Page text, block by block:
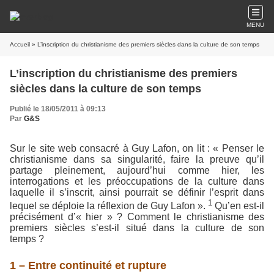
MENU
Accueil » L’inscription du christianisme des premiers siècles dans la culture de son temps
L’inscription du christianisme des premiers
siècles dans la culture de son temps
Publié le 18/05/2011 à 09:13
Par G&S
Sur le site web consacré à Guy Lafon, on lit : « Penser le
christianisme dans sa singularité, faire la preuve qu’il
partage pleinement, aujourd’hui comme hier, les
interrogations et les préoccupations de la culture dans
laquelle il s’inscrit, ainsi pourrait se définir l’esprit dans
lequel se déploie la réflexion de Guy Lafon ». 1 Qu’en est-il
précisément d’« hier » ? Comment le christianisme des
premiers siècles s’est-il situé dans la culture de son
temps ?
1 – Entre continuité et rupture